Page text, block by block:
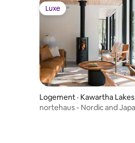
Luxe
Luxe
Logement · Kawartha Lakes
nortehaus - Nordic and